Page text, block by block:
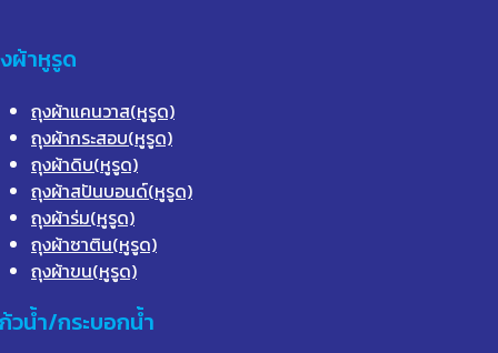
ผ้าหูรูด
ถุงผ้าแคนวาส(หูรูด)
ถุงผ้ากระสอบ(หูรูด)
ถุงผ้าดิบ(หูรูด)
ถุงผ้าสปันบอนด์(หูรูด)
ถุงผ้าร่ม(หูรูด)
ถุงผ้าซาติน(หูรูด)
ถุงผ้าขน(หูรูด)
วน้ำ/กระบอกน้ำ